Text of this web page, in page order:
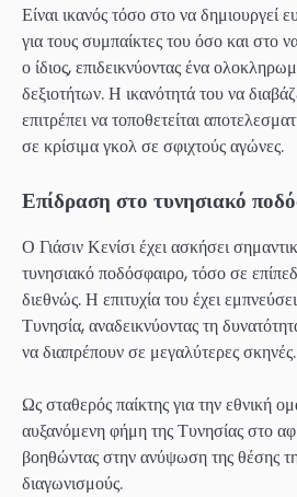
Είναι ικανός τόσο στο να δημιουργεί
για τους συμπαίκτες του όσο και στο να
ο ίδιος, επιδεικνύοντας ένα
δεξιοτήτων. Η ικανότητά του να
επιτρέπει να τοποθετείται
σε κρίσιμα γκολ σε σφιχτούς αγώνες.
Επίδραση στο τυνησιακό
Ο Γιάσιν Κενίσι έχει ασκήσει
τυνησιακό ποδόσφαιρο, τόσο σε
διεθνώς. Η επιτυχία του έχει
Τυνησία, αναδεικνύοντας τη
να διαπρέπουν σε μεγαλύτερες σκηνές.
Ως σταθερός παίκτης για την εθνική
αυξανόμενη φήμη της Τυνησίας στο
βοηθώντας στην ανύψωση της θέσης
διαγωνισμούς.